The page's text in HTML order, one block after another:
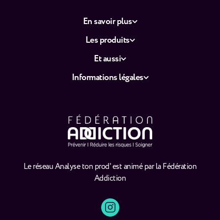
Le réseau Analyse ton prod' est animé par la Fédération
Addiction
En savoir plus
Les produits
Et aussi
Informations légales